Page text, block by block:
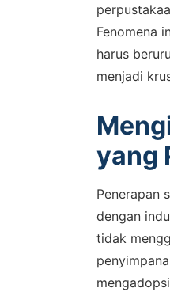
Fenomena
harus
menjadi
yang
Penerapan
dengan
tidak
mengadopsi